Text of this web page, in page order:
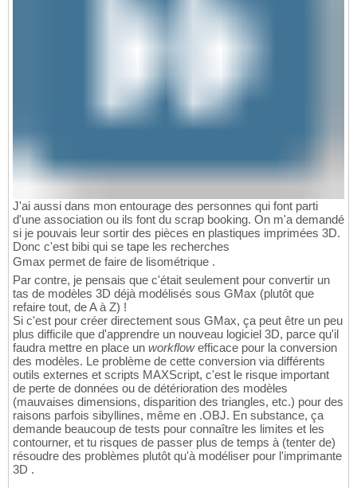
J'ai aussi dans mon entourage des personnes qui font parti
d'une association ou ils font du scrap booking. On m'a demandé
si je pouvais leur sortir des pièces en plastiques imprimées 3D.
Donc c'est bibi qui se tape les recherches
Gmax permet de faire de lisométrique .
Par contre, je pensais que c'était seulement pour convertir un
tas de modèles 3D déjà modélisés sous GMax (plutôt que
refaire tout, de A à Z) !
Si c'est pour créer directement sous GMax, ça peut être un peu
plus difficile que d'apprendre un nouveau logiciel 3D, parce qu'il
faudra mettre en place un workflowefficace pour la conversion
des modèles. Le problème de cette conversion via différents
outils externes et scripts MAXScript, c'est le risque important
de perte de données ou de détérioration des modèles
(mauvaises dimensions, disparition des triangles, etc.) pour des
raisons parfois sibyllines, même en .OBJ. En substance, ça
demande beaucoup de tests pour connaître les limites et les
contourner, et tu risques de passer plus de temps à (tenter de)
résoudre des problèmes plutôt qu'à modéliser pour l'imprimante
3D .